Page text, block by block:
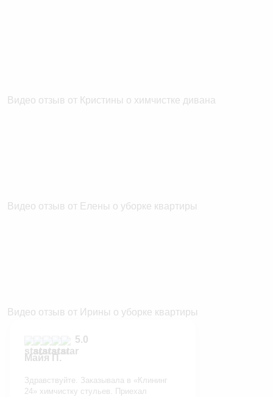
Видео отзыв от Кристины о химчистке дивана
Видео отзыв от Елены о уборке квартиры
Видео отзыв от Ирины о уборке квартиры
5.0
Майя П.
Здравствуйте. Заказывала в «Клининг
24» химчистку стульев. Приехал